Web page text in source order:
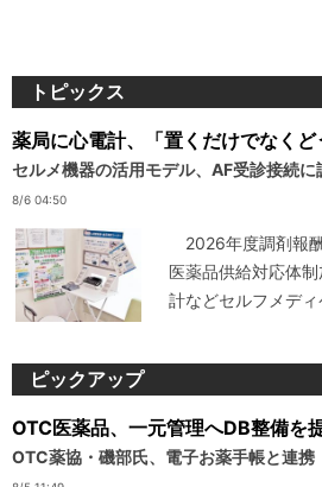
トピックス
薬局に心電計、「置くだけでなくど
セルメ機器の活用モデル、AF受診接続に
8/6 04:50
2026年度調剤報
医薬品供給対応体
計などセルフメデ
ピックアップ
OTC医薬品、一元管理へDB整備を
OTC薬協・磯部氏、電子お薬手帳と連携